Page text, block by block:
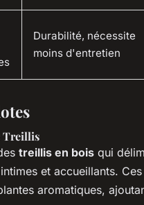
Durabilité, nécessite
moins d'entretien
Treillis
treillis en bois qui
et accueillants.
aromatiques,